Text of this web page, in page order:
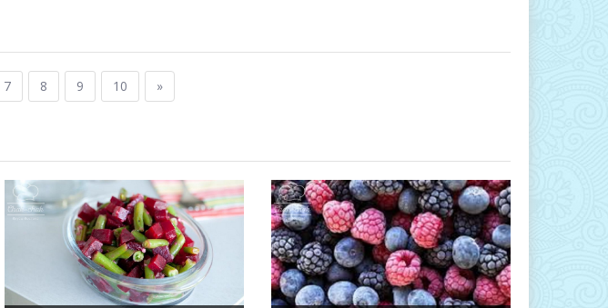
7 8 9 10 »